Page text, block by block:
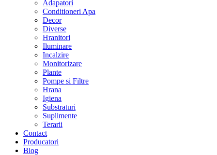
Adapatori
Conditioneri Apa
Decor
Diverse
Hranitori
Iluminare
Incalzire
Monitorizare
Plante
Pompe si Filtre
Hrana
Igiena
Substraturi
Suplimente
Terarii
Contact
Producatori
Blog